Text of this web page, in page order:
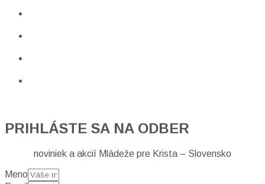
PRIHLÁSTE SA NA ODBER
noviniek a akcií Mládeže pre Krista – Slovensko
Meno